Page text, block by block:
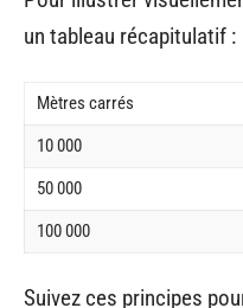
un tableau récapitulatif :
Mètres carrés
10 000
50 000
100 000
Suivez ces principes